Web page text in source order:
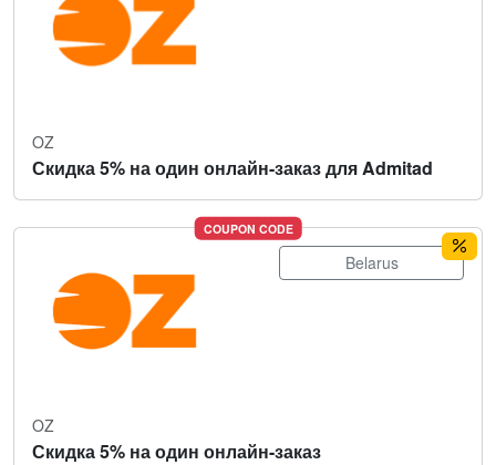
OZ
Скидка 5% на один онлайн-заказ для Admitad
COUPON CODE
Belarus
OZ
Скидка 5% на один онлайн-заказ